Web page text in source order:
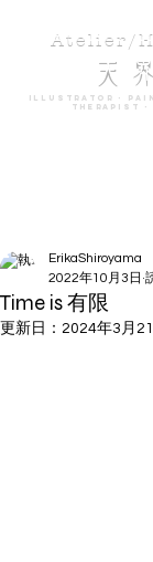
Atelier/
天
Illustrator -
Therapist -
Time is 有限
ErikaShiroyama
2022年10月3日
更新日： 2024年3月